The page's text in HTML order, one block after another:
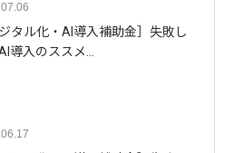
ジタル化・AI導入補助金］失敗し
導入のススメ…